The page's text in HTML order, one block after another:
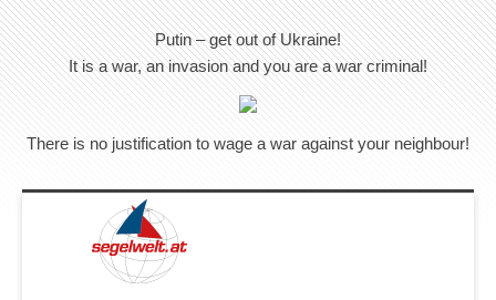
Putin – get out of Ukraine!
It is a war, an invasion and you are a war criminal!
There is no justification to wage a war against your neighbour!